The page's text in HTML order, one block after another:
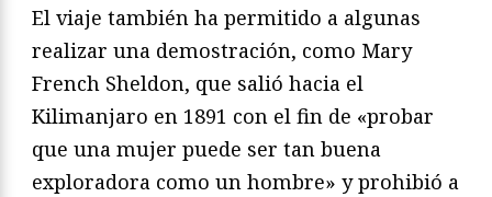
El viaje también ha permitido a algunas
realizar una demostración, como Mary
French Sheldon, que salió hacia el
Kilimanjaro en 1891 con el fin de «probar
que una mujer puede ser tan buena
exploradora como un hombre» y prohibió a